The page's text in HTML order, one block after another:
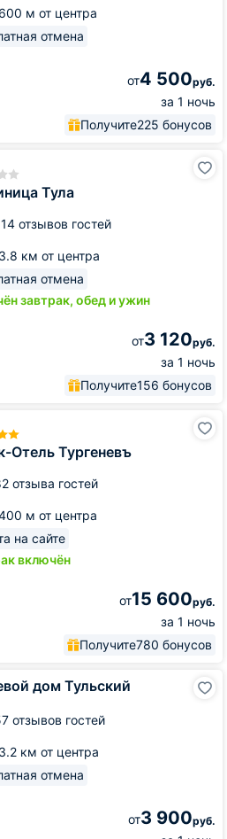
600 м от центра
отмена
от4 500руб.
за 1 ночь
Получите225 бонусов
Тула
отзывов гостей
3.8 км от центра
отмена
завтрак, обед и ужин
от3 120руб.
за 1 ночь
Получите156 бонусов
Отель Тургеневъ
отзыва гостей
м от центра
на сайте
включён
от15 600руб.
за 1 ночь
Получите780 бонусов
дом Тульский
отзывов гостей
3.2 км от центра
отмена
от3 900руб.